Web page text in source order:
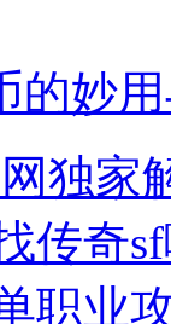
的妙
独家
传奇
职业